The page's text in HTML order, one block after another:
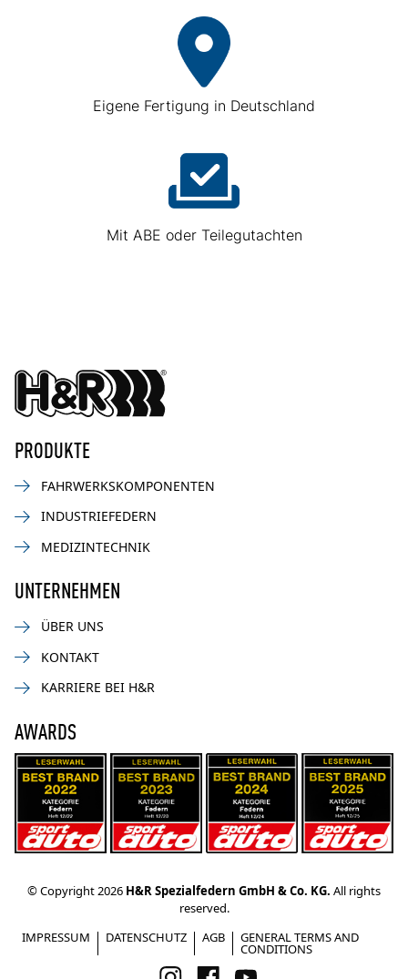
Eigene Fertigung in Deutschland
Mit ABE oder Teilegutachten
PRODUKTE
FAHRWERKSKOMPONENTEN
INDUSTRIEFEDERN
MEDIZINTECHNIK
UNTERNEHMEN
ÜBER UNS
KONTAKT
KARRIERE BEI H&R
AWARDS
© Copyright 2026 H&R Spezialfedern GmbH & Co. KG. All rights
reserved.
IMPRESSUM
DATENSCHUTZ AGB GENERAL TERMS AND
CONDITIONS